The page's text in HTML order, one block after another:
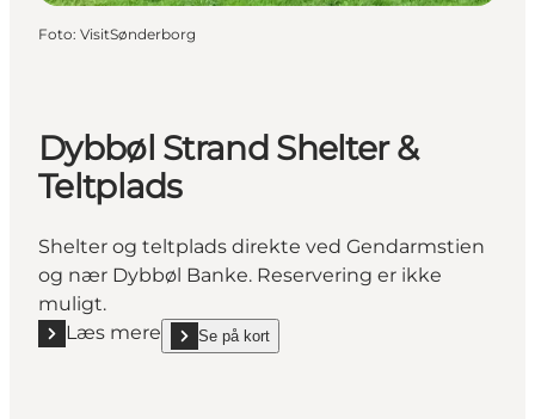
Foto: VisitSønderborg
Dybbøl Strand Shelter &
Teltplads
Shelter og teltplads direkte ved Gendarmstien
og nær Dybbøl Banke. Reservering er ikke
muligt.
Læs mere
Læs mere "Dybbøl Strand Shelter & Teltplads"
Se på kort
show Dybbøl Strand Shelter & Teltplads on_map